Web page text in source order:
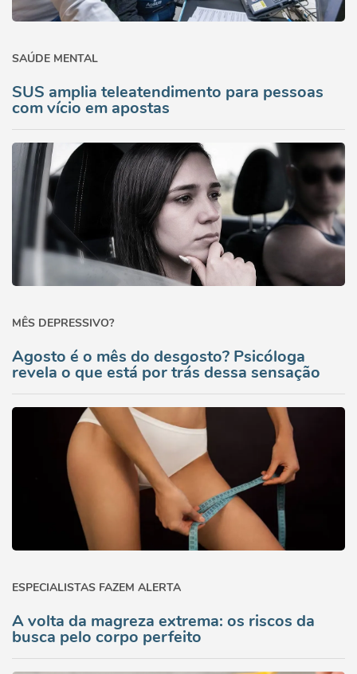
SAÚDE MENTAL
SUS amplia teleatendimento para pessoas
com vício em apostas
MÊS DEPRESSIVO?
Agosto é o mês do desgosto? Psicóloga
revela o que está por trás dessa sensação
ESPECIALISTAS FAZEM ALERTA
A volta da magreza extrema: os riscos da
busca pelo corpo perfeito